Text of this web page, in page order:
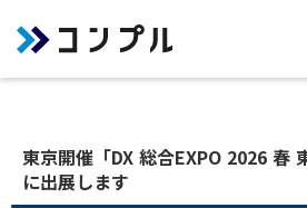
東京開催「DX 総合EXPO 2026 春
に出展します